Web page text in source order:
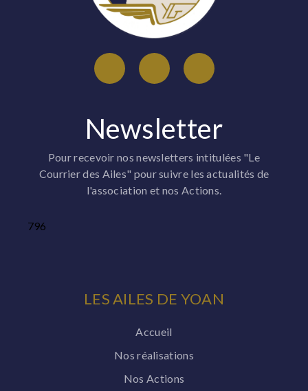
Newsletter
Pour recevoir nos newsletters intitulées "Le
Courrier des Ailes" pour suivre les actualités de
l'association et nos Actions.
796
LES AILES DE YOAN
Accueil
Nos réalisations
Nos Actions